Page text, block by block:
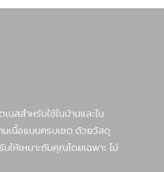
สสำหรับใช้ในบ้านและใน
เนื้อแบบครบเซต ด้วยวัสดุ
ห้เหมาะกับคุณโดยเฉพาะ ไม่